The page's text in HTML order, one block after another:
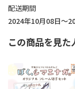
配送期間
2024年10月08日～
この商品を見